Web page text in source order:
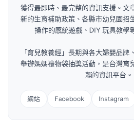
「育兒教養經」長期與各大婦嬰品牌
舉辦媽媽禮物袋抽獎活動，是台灣育
賴的資訊平台。
網站 Facebook Instagram